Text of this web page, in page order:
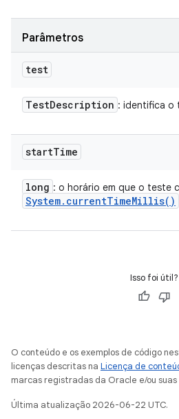
Parâmetros
test
TestDescription : identifica o
startTime
long : o horário em que o teste
System. currentTimeMillis( )
Isso foi útil?
O conteúdo e os exemplos de código
licenças descritas na Licença de
marcas registradas da Oracle e/ou
Última atualização 2026-06-22 UTC.